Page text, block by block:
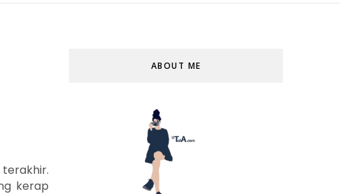
kerap
ABOUT ME